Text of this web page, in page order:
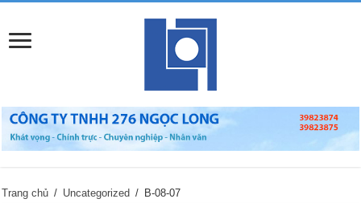
Trang chủ / Uncategorized / B-08-07